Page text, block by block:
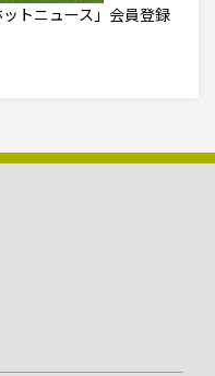
トニュース」会員登録